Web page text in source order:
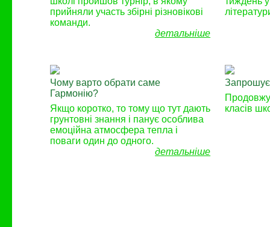
прийняли участь збірні різновікові
команди.
детальніше
Чому варто обрати саме
Гармонію?
Якщо коротко, то тому що тут дають
грунтовні знання і панує особлива
емоційна атмосфера тепла і
поваги один до одного.
детальніше
класів